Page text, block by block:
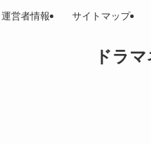
ドラ
運営者情報 サイトマップ